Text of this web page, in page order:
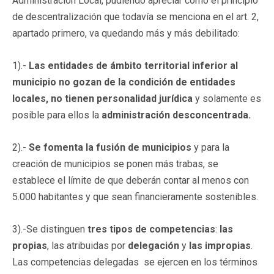
de descentralización que todavía se menciona en el art. 2,
apartado primero, va quedando más y más debilitado:
1).- Las entidades de ámbito territorial inferior al
municipio no gozan de la condición de entidades
locales, no tienen personalidad jurídica y solamente es
posible para ellos la administración desconcentrada.
2).- Se fomenta la fusión de municipios y para la
creación de municipios se ponen más trabas, se
establece el límite de que deberán contar al menos con
5.000 habitantes y que sean financieramente sostenibles.
3).-Se distinguen tres tipos de competencias: las
propias, las atribuidas por delegación y las impropias.
Las competencias delegadas se ejercen en los términos